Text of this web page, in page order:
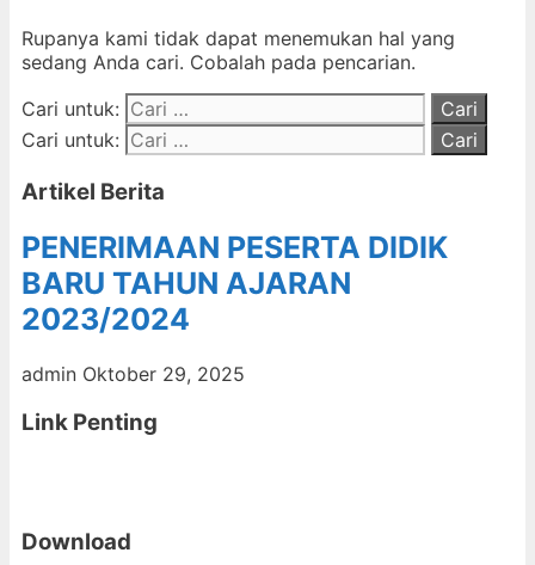
Rupanya kami tidak dapat menemukan hal yang
sedang Anda cari. Cobalah pada pencarian.
Cari untuk:
Cari untuk:
Artikel Berita
PENERIMAAN PESERTA DIDIK
BARU TAHUN AJARAN
2023/2024
admin Oktober 29, 2025
Link Penting
Download